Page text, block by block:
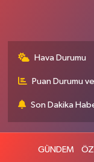
Hava Durumu
Puan Durumu
Son Dakika
GÜNDEM